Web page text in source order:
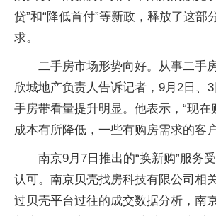
贷”和“降低首付”等新政，释放了这部
求。
二手房市场形势向好。从事二手
欣城地产负责人告诉记者，9月2日、
手房带看量提升明显。他表示，“现在
成本有所降低，一些有购房需求的客户
南京9月7日推出的“换新购”服务
认可。南京贝壳找房科技有限公司相
过贝壳平台过往的成交数据分析，南